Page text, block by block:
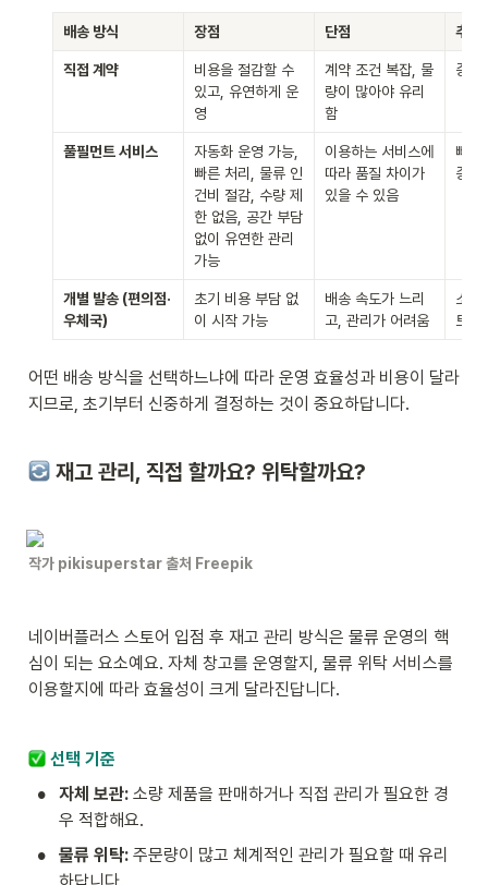
배송 방식 장점 단점 추천
직접 계약
비용을 절감할 수
있고, 유연하게 운
영
계약 조건 복잡, 물
량이 많아야 유리
함
중,
풀필먼트 서비스
자동화 운영 가능,
빠른 처리, 물류 인
건비 절감, 수량 제
한 없음, 공간 부담
없이 유연한 관리
가능
이용하는 서비스에
따라 품질 차이가
있을 수 있음
빠른
종
개별 발송 (편의점·
우체국)
초기 비용 부담 없
이 시작 가능
배송 속도가 느리
고, 관리가 어려움
소규
트
어떤 배송 방식을 선택하느냐에 따라 운영 효율성과 비용이 달라
지므로, 초기부터 신중하게 결정하는 것이 중요하답니다.
재고 관리, 직접 할까요? 위탁할까요?
작가 pikisuperstar 출처 Freepik
네이버플러스 스토어 입점 후 재고 관리 방식은 물류 운영의 핵
심이 되는 요소예요. 자체 창고를 운영할지, 물류 위탁 서비스를
이용할지에 따라 효율성이 크게 달라진답니다.
선택 기준
• 자체 보관: 소량 제품을 판매하거나 직접 관리가 필요한 경
우 적합해요.
• 물류 위탁: 주문량이 많고 체계적인 관리가 필요할 때 유리